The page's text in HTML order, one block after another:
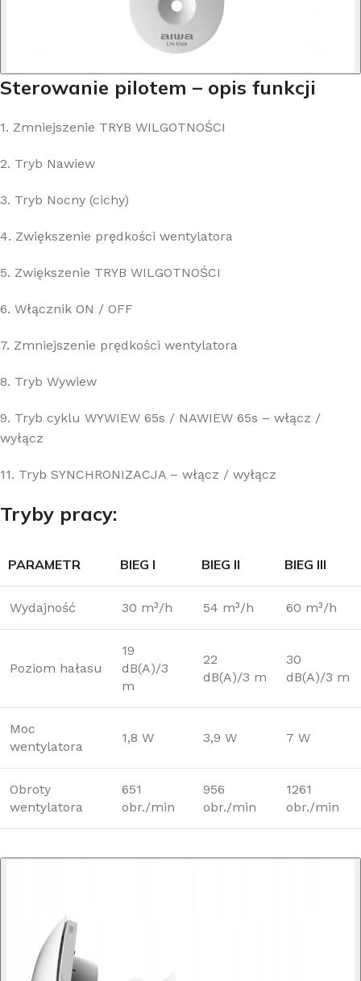
Sterowanie pilotem – opis funkcji
1. Zmniejszenie TRYB WILGOTNOŚCI
2. Tryb Nawiew
3. Tryb Nocny (cichy)
4. Zwiększenie prędkości wentylatora
5. Zwiększenie TRYB WILGOTNOŚCI
6. Włącznik ON / OFF
7. Zmniejszenie prędkości wentylatora
8. Tryb Wywiew
9. Tryb cyklu WYWIEW 65s / NAWIEW 65s – włącz /
wyłącz
11. Tryb SYNCHRONIZACJA – włącz / wyłącz
Tryby pracy:
PARAMETR BIEG I BIEG II BIEG III
Wydajność 30 m³/h 54 m³/h 60 m³/h
Poziom hałasu
19
dB(A)/3
m
22
dB(A)/3 m
30
dB(A)/3 m
Moc
wentylatora
1,8 W 3,9 W 7 W
Obroty
wentylatora
651
obr./min
956
obr./min
1261
obr./min